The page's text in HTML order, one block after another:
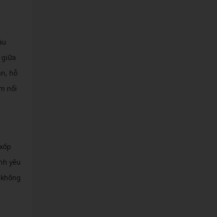
hỗ
nổi
yêu